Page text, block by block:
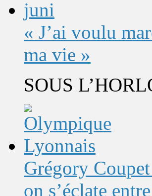
« J’ai voulu
ma vie »
SOUS
Grégory
on s’éclate